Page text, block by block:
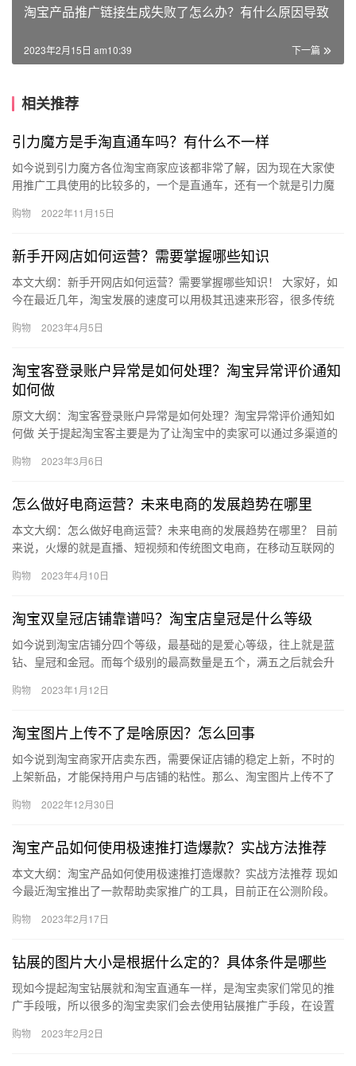
淘宝产品推广链接生成失败了怎么办？有什么原因导致
下一篇
2023年2月15日 am10:39
相关推荐
引力魔方是手淘直通车吗？有什么不一样
如今说到引力魔方各位淘宝商家应该都非常了解，因为现在大家使
用推广工具使用的比较多的，一个是直通车，还有一个就是引力魔
什么不…
购物 2022年11月15日
新手开网店如何运营？需要掌握哪些知识
本文大纲：新手开网店如何运营？需要掌握哪些知识！ 大家好，如
今在最近几年，淘宝发展的速度可以用极其迅速来形容，很多传统
这个…
购物 2023年4月5日
淘宝客登录账户异常是如何处理？淘宝异常评价通知
如何做
原文大纲：淘宝客登录账户异常是如何处理？淘宝异常评价通知如
何做 关于提起淘宝客主要是为了让淘宝中的卖家可以通过多渠道的
以通…
购物 2023年3月6日
怎么做好电商运营？未来电商的发展趋势在哪里
本文大纲：怎么做好电商运营？未来电商的发展趋势在哪里？ 目前
来说，火爆的就是直播、短视频和传统图文电商，在移动互联网的
就导…
购物 2023年4月10日
淘宝双皇冠店铺靠谱吗？淘宝店皇冠是什么等级
如今说到淘宝店铺分四个等级，最基础的是爱心等级，往上就是蓝
钻、皇冠和金冠。而每个级别的最高数量是五个，满五之后就会升
下面来…
购物 2023年1月12日
淘宝图片上传不了是啥原因？怎么回事
如今说到淘宝商家开店卖东西，需要保证店铺的稳定上新，不时的
上架新品，才能保持用户与店铺的粘性。那么、淘宝图片上传不了
因？1、…
购物 2022年12月30日
淘宝产品如何使用极速推打造爆款？实战方法推荐
本文大纲：淘宝产品如何使用极速推打造爆款？实战方法推荐 现如
今最近淘宝推出了一款帮助卖家推广的工具，目前正在公测阶段。
推打…
购物 2023年2月17日
钻展的图片大小是根据什么定的？具体条件是哪些
现如今提起淘宝钻展就和淘宝直通车一样，是淘宝卖家们常见的推
广手段哦，所以很多的淘宝卖家们会去使用钻展推广手段，在设置
具体条…
购物 2023年2月2日